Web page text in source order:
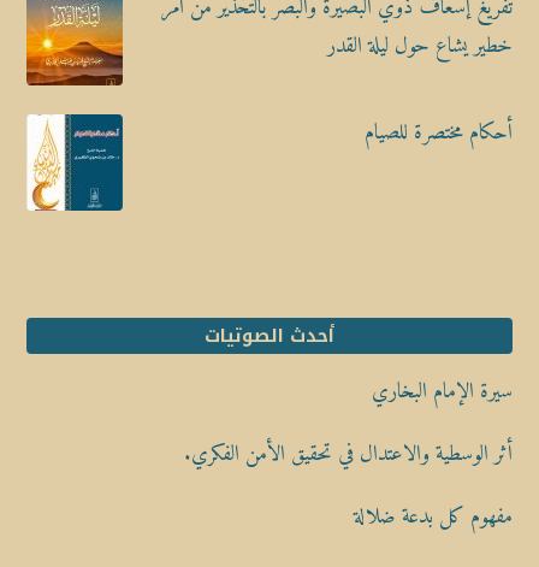
تفريغ إسعاف ذوي البصيرة والبصر بالتحذير من أمر
خطير يشاع حول ليلة القدر
أحكام مختصرة للصيام
أحدث الصوتيات
سيرة الإمام البخاري
أثر الوسطية والاعتدال في تحقيق الأمن الفكري.
مفهوم كل بدعة ضلالة